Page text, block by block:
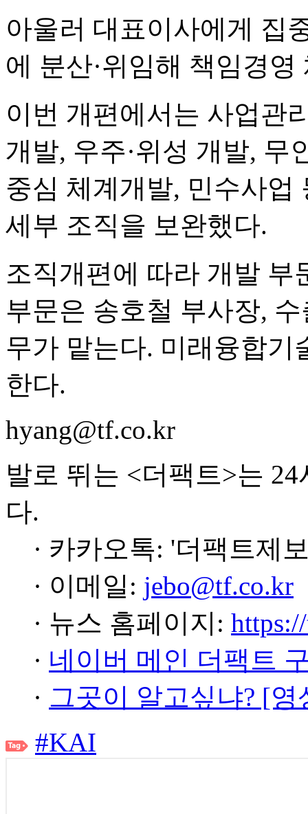
아울러 대표이사에게 집
에 분산·위임해 책임경
이번 개편에서는 사업관
개발, 우주·위성 개발, 무
중심 체계개발, 민수사업
세부 조직을 보완했다.
조직개편에 따라 개발 부
부문은 송호철 부사장,
무가 맡는다. 미래융합기
한다.
hyang@tf.co.kr
발로 뛰는 <더팩트>는
다.
· 카카오톡: '더팩트제
· 이메일: jebo@tf.co.kr
· 뉴스 홈페이지:
· 네이버 메인 더팩트
· 그곳이 알고싶냐? [
#KAI